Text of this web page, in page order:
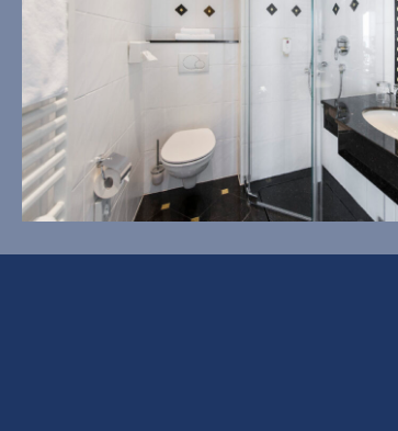
TEL0 43 49 / 8 07 – 0 (10-18 Uhr)
FAX0 43 49 / 8 07 – 80
info@buengers-refugium.de